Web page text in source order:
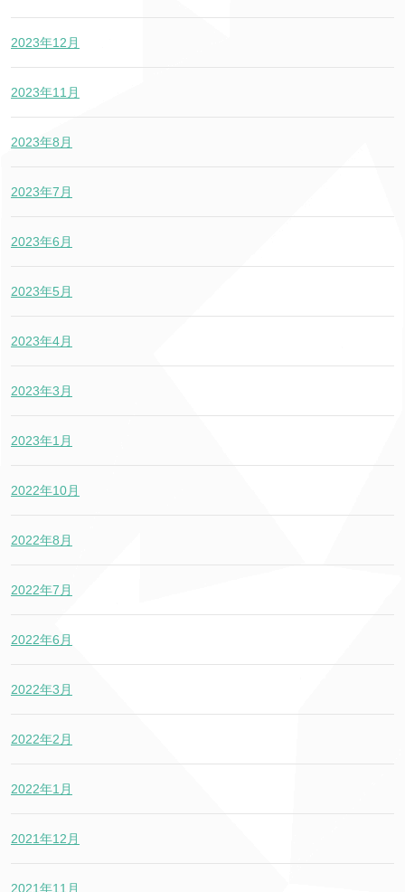
2023年12月
2023年11月
2023年8月
2023年7月
2023年6月
2023年5月
2023年4月
2023年3月
2023年1月
2022年10月
2022年8月
2022年7月
2022年6月
2022年3月
2022年2月
2022年1月
2021年12月
2021年11月